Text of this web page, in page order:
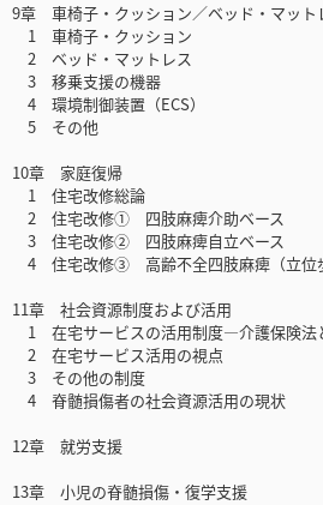
9章 車椅子・クッション／ベッド・マット
1 車椅子・クッション
2 ベッド・マットレス
3 移乗支援の機器
4 環境制御装置（ECS）
5 その他
10章 家庭復帰
1 住宅改修総論
2 住宅改修① 四肢麻痺介助ベース
3 住宅改修② 四肢麻痺自立ベース
4 住宅改修③ 高齢不全四肢麻痺（立位歩
11章 社会資源制度および活用
1 在宅サービスの活用制度―介護保険法
2 在宅サービス活用の視点
3 その他の制度
4 脊髄損傷者の社会資源活用の現状
12章 就労支援
13章 小児の脊髄損傷・復学支援